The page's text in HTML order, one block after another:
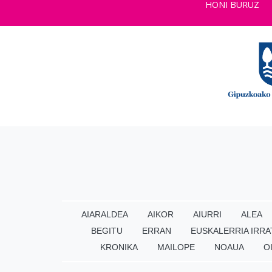
HONI BURUZ
AIARALDEA AIKOR AIURRI ALEA
BEGITU
ERRAN EUSKALERRIA
KRONIKA
MAILOPE NOAUA